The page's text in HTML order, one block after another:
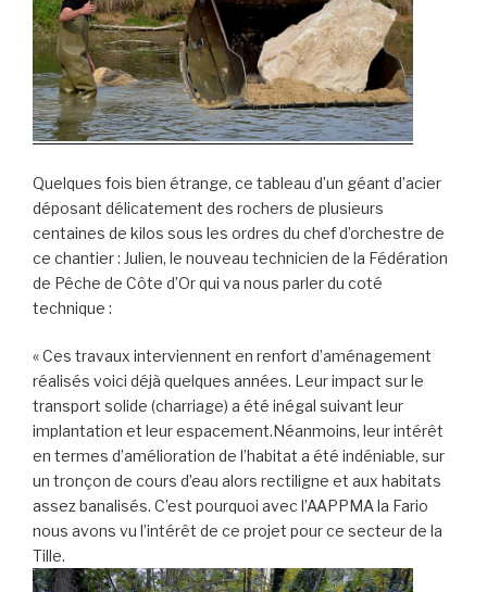
Quelques fois bien étrange, ce tableau d’un géant d’acier
déposant délicatement des rochers de plusieurs
centaines de kilos sous les ordres du chef d’orchestre de
ce chantier : Julien, le nouveau technicien de la Fédération
de Pêche de Côte d’Or qui va nous parler du coté
technique :
« Ces travaux interviennent en renfort d’aménagement
réalisés voici déjà quelques années. Leur impact sur le
transport solide (charriage) a été inégal suivant leur
implantation et leur espacement.Néanmoins, leur intérêt
en termes d’amélioration de l’habitat a été indéniable, sur
un tronçon de cours d’eau alors rectiligne et aux habitats
assez banalisés. C’est pourquoi avec l’AAPPMA la Fario
nous avons vu l’intérêt de ce projet pour ce secteur de la
Tille.